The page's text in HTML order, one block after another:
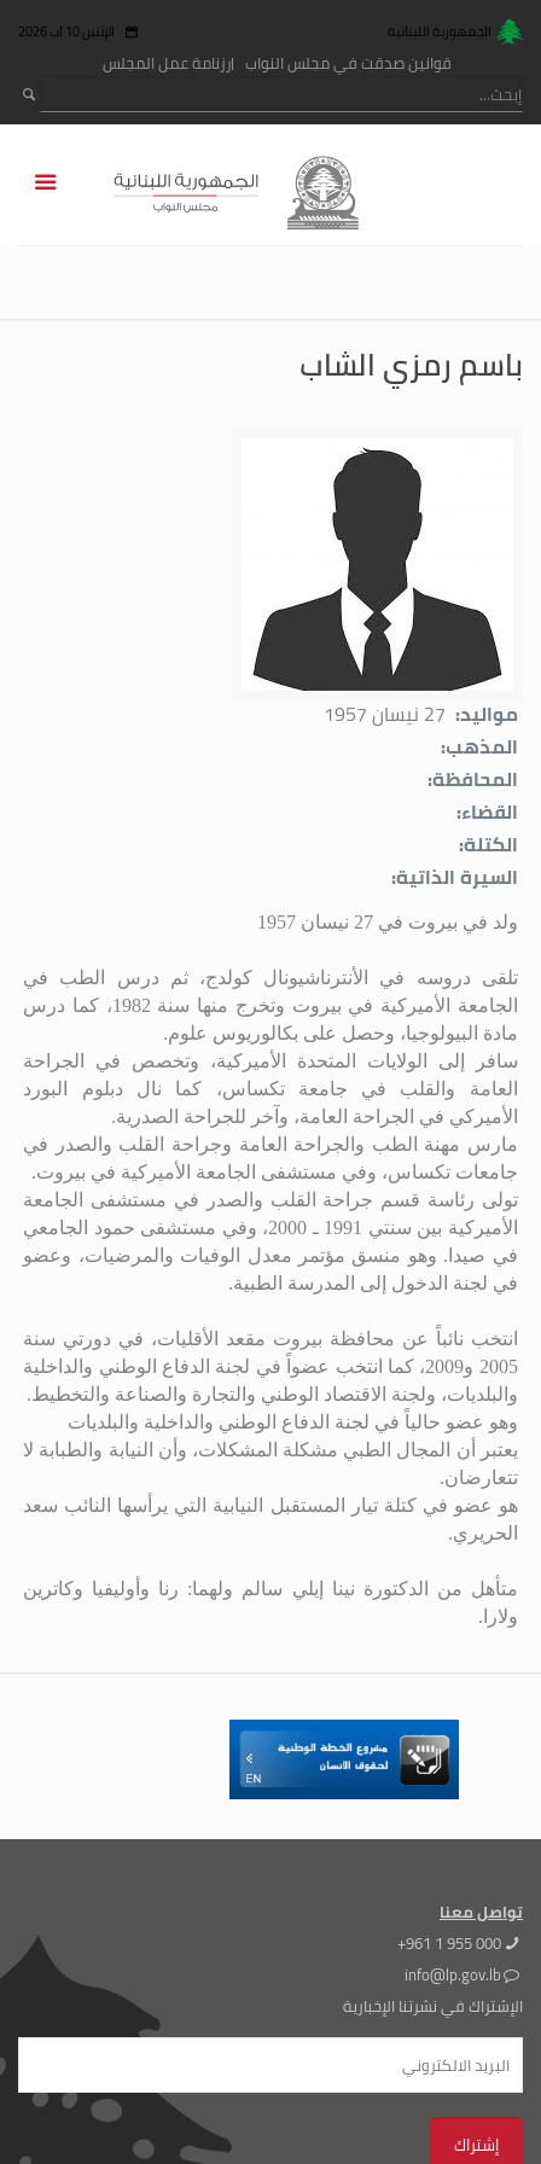
الجمهورية اللبنانية الإثنين 10 آب 2026
قوانين صدقت في مجلس النواب رزنامة عمل المجلس
باسم رمزي الشاب
مواليد: 27 نيسان 1957
المذهب:
المحافظة:
القضاء:
الكتلة:
السيرة الذاتية:
ولد في بيروت في 27 نيسان 1957
تلقى دروسه في الأنترناشيونال كولدج، ثم درس الطب في
الجامعة الأميركية في بيروت وتخرج منها سنة 1982، كما درس
مادة البيولوجيا، وحصل على بكالوريوس علوم.
سافر إلى الولايات المتحدة الأميركية، وتخصص في الجراحة
العامة والقلب في جامعة تكساس، كما نال دبلوم البورد
الأميركي في الجراحة العامة، وآخر للجراحة الصدرية.
مارس مهنة الطب والجراحة العامة وجراحة القلب والصدر في
جامعات تكساس، وفي مستشفى الجامعة الأميركية في بيروت.
تولى رئاسة قسم جراحة القلب والصدر في مستشفى الجامعة
الأميركية بين سنتي 1991 ـ 2000، وفي مستشفى حمود الجامعي
في صيدا. وهو منسق مؤتمر معدل الوفيات والمرضيات، وعضو
في لجنة الدخول إلى المدرسة الطبية.
انتخب نائباً عن محافظة بيروت مقعد الأقليات، في دورتي سنة
2005 و2009، كما انتخب عضواً في لجنة الدفاع الوطني والداخلية
والبلديات، ولجنة الاقتصاد الوطني والتجارة والصناعة والتخطيط.
وهو عضو حالياً في لجنة الدفاع الوطني والداخلية والبلديات
يعتبر أن المجال الطبي مشكلة المشكلات، وأن النيابة والطبابة لا
تتعارضان.
هو عضو في كتلة تيار المستقبل النيابية التي يرأسها النائب سعد
الحريري.
متأهل من الدكتورة نينا إيلي سالم ولهما: رنا وأوليفيا وكاترين
ولارا.
تواصل معنا
+961 1 955 000
info@lp.gov.lb
الإشتراك في نشرتنا الإخبارية